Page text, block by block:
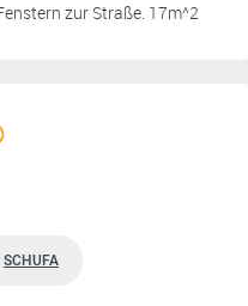
zur Straße. 17m^2
SCHUFA